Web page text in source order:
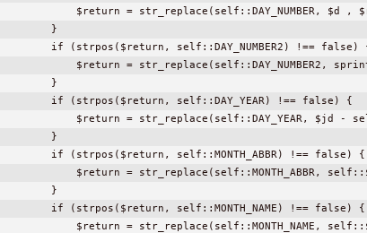
$return = str_replace(self::DAY_NUMBER, $d ,
        }
if (strpos($return, self::DAY_NUMBER2) !== false)
$return = str_replace(self::DAY_NUMBER2,
        }
        if (strpos($return, self::DAY_YEAR) !== false) {
$return = str_replace(self::DAY_YEAR, $jd -
        }
        if (strpos($return, self::MONTH_ABBR) !== false) {
$return = str_replace(self::MONTH_ABBR,
        }
        if (strpos($return, self::MONTH_NAME) !== false) {
$return = str_replace(self::MONTH_NAME,